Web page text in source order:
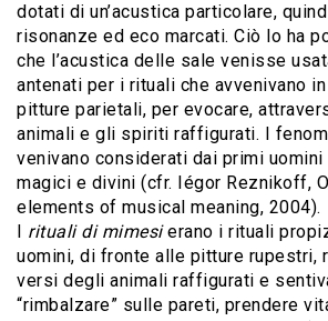
dotati di un’acustica particolare,
risonanze ed eco marcati. Ciò lo ha
che l’acustica delle sale venisse
antenati per i rituali che avvenivano
pitture parietali, per evocare,
animali e gli spiriti raffigurati. I
venivano considerati dai primi
magici e divini (cfr. Iégor Reznikoff,
elements of musical meaning, 2004).
rituali di mimesierano i rituali
uomini, di fronte alle pitture rupestri,
versi degli animali raffigurati e
“rimbalzare” sulle pareti, prendere